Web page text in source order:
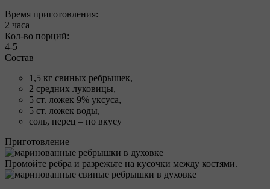
Время приготовления:
2 часа
Кол-во порций:
4-5
Состав
1,5 кг свиных ребрышек,
2 средних луковицы,
5 ст. ложек 9% уксуса,
5 ст. ложек воды,
соль, перец – по вкусу
Приготовление
Промойте ребра и разрежьте на кусочки между костями.